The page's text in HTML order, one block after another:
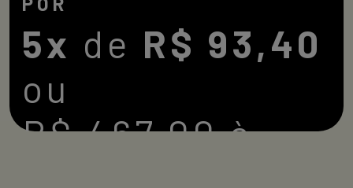
5x de R$ 93,40
ou
R$ 467,00 à